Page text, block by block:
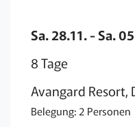
Sa. 28.11. - Sa.
8 Tage
Avangard
Belegung: 2 Personen